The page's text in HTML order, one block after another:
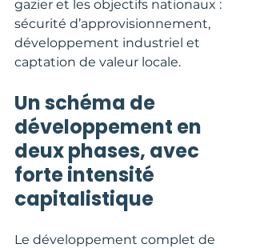
gazier et les objectifs nationaux :
sécurité d’approvisionnement,
développement industriel et
captation de valeur locale.
Un schéma de
développement en
deux phases, avec
forte intensité
capitalistique
Le développement complet de